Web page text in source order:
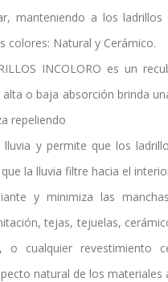
manteniendo a los
colores: Natural y Cerámico.
INCOLORO es un
o baja absorción brinda
repeliendo
y permite que los
la lluvia filtre hacia el
y minimiza las
tejas, tejuelas,
o cualquier revestimiento
natural de los materiales